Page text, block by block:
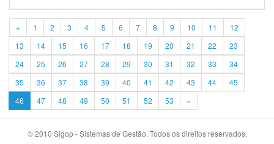
« 1 2 3 4 5 6 7 8 9 10 11
12
13
14 15 16 17 18 19 20 21 22
23
24
25 26 27 28 29 30 31 32 33
34
35
36 37 38 39 40 41 42 43 44
45
46
47 48 49 50 51 52 53 »
© 2010 Sigop - Sistemas de Gestão. Todos os direitos reservados.